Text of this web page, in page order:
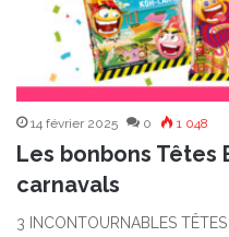
14 février 2025 0 1 048
Les bonbons Têtes
carnavals
3 INCONTOURNABLES